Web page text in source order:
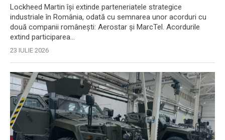
Lockheed Martin își extinde parteneriatele strategice
industriale în România, odată cu semnarea unor acorduri cu
două companii românești: Aerostar și MarcTel. Acordurile
extind participarea...
23 IULIE 2026